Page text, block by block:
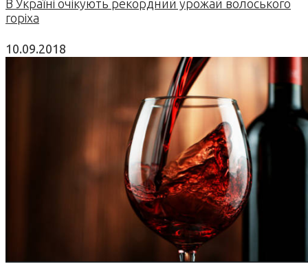
В Україні очікують рекордний урожай волоського
горіха
10.09.2018